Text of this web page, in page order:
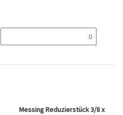
Messing Reduzierstück 3/8 x